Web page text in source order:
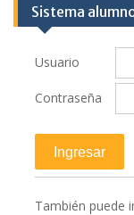
Sistema
Usuario
Contraseña
También puede